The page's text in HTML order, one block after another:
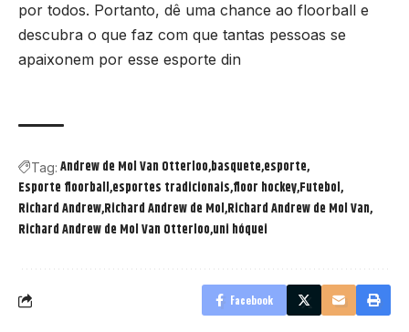
por todos. Portanto, dê uma chance ao floorball e
descubra o que faz com que tantas pessoas se
apaixonem por esse esporte din
Tag: Andrew de Mol Van Otterloo basquete esporte
Esporte floorball esportes tradicionais floor hockeyFutebol
Richard AndrewRichard Andrew de Mol Richard Andrew de Mol Van
Richard Andrew de Mol Van Otterloo uni hóquei
Facebook